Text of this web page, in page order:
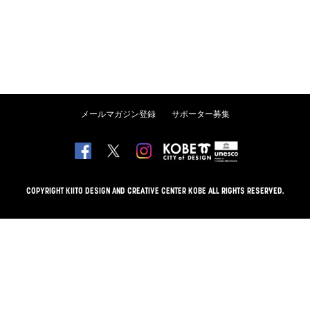
メールマガジン登録 サポーター募集
COPYRIGHT KIITO DESIGN AND CREATIVE CENTER KOBE ALL RIGHTS RESERVED.